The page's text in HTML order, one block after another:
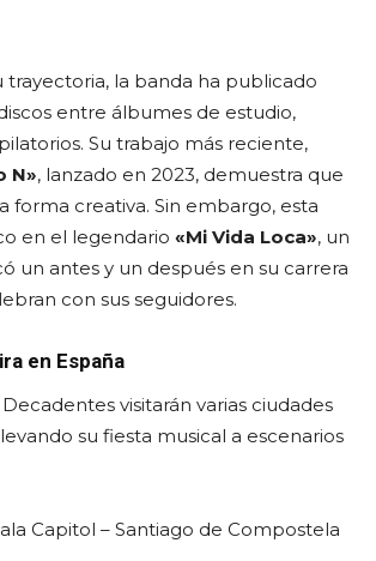
trayectoria, la banda ha publicado
entre álbumes de estudio,
Su trabajo más reciente,
N», lanzado en 2023, demuestra que
forma creativa. Sin embargo, esta
en el legendario «Mi Vida Loca», un
un antes y un después en su carrera
con sus seguidores.
en España
visitarán varias ciudades
su fiesta musical a escenarios
Capitol – Santiago de Compostela